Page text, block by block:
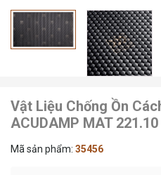
Vật Liệu Chống Ồn
ACUDAMP MAT 221.10
Mã sản phẩm: 35456